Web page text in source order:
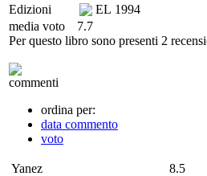
Edizioni
EL 1994
media voto
7.7
Per questo libro sono presenti 2
commenti
ordina per:
data commento
voto
Yanez 8.5